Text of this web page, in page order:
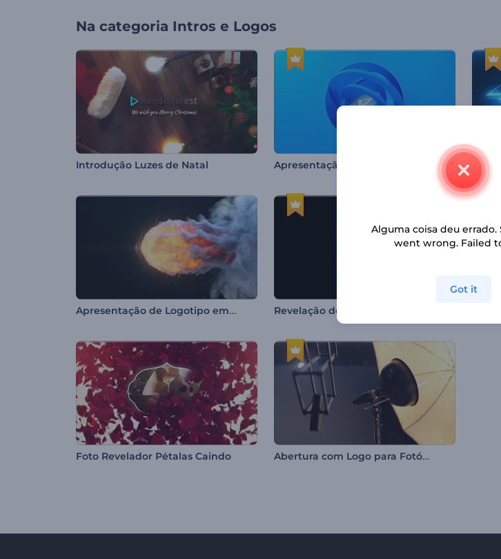
Na categoria Intros e Logos
Introdução Luzes de Natal
Apresentação de Logotipo em Chamas
Foto Revelador Pétalas Caindo Abertura com Logo para Fotógrafos
Alguma coisa deu
went wrong. Failed
Got it